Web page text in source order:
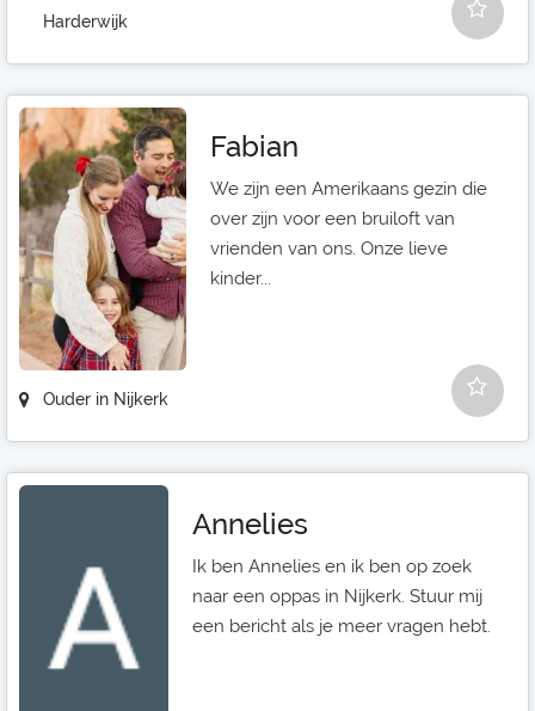
Harderwijk
Ouder in Nijkerk
Fabian
We zijn een Amerikaans gezin die
over zijn voor een bruiloft van
vrienden van ons. Onze lieve
kinder...
Annelies
Ik ben Annelies en ik ben op zoek
naar een oppas in Nijkerk. Stuur mij
een bericht als je meer vragen hebt.